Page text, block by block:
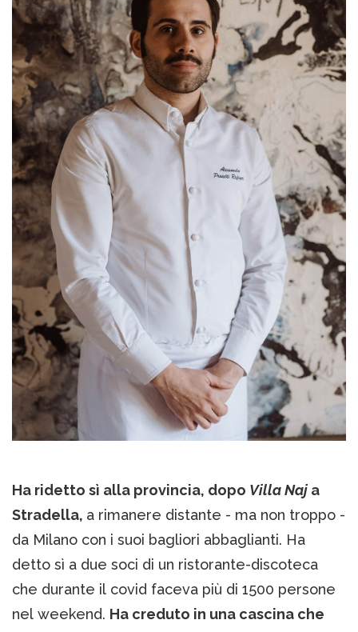
Ha ridetto sì alla provincia, dopo Villa Naj a
Stradella, a rimanere distante - ma non troppo -
da Milano con i suoi bagliori abbaglianti. Ha
detto sì a due soci di un ristorante-discoteca
che durante il covid faceva più di 1500 persone
nel weekend. Ha creduto in una cascina che